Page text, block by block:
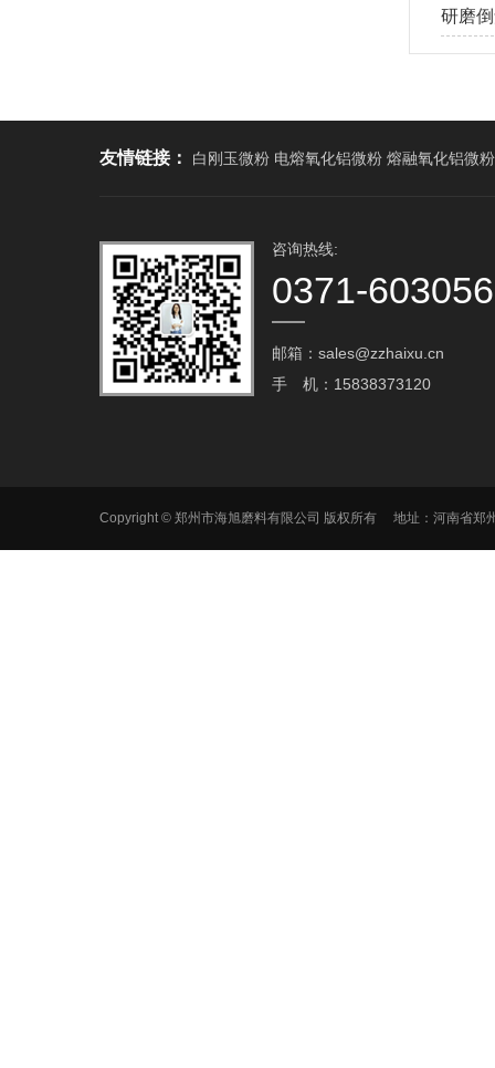
研磨
友情链接： 白刚玉微粉 电熔氧化铝微粉 熔融氧化铝微粉
咨询热线:
0371-
邮箱：sales@zzhaixu.cn
手 机：15838373120
Copyright © 郑州市海旭磨料有限公司 版权所有 地址：河南省